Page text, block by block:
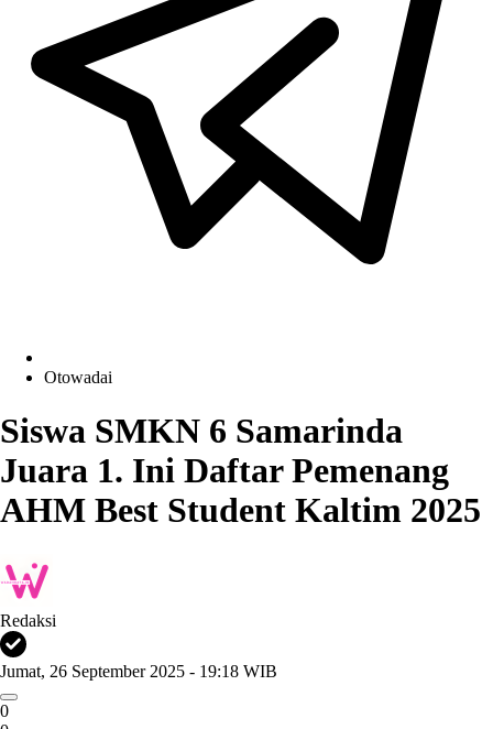
Otowadai
Siswa SMKN 6 Samarinda
Juara 1. Ini Daftar Pemenang
AHM Best Student Kaltim 2025
Redaksi
Jumat, 26 September 2025 - 19:18 WIB
0